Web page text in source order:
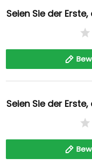
Seien Sie der
Seien Sie der